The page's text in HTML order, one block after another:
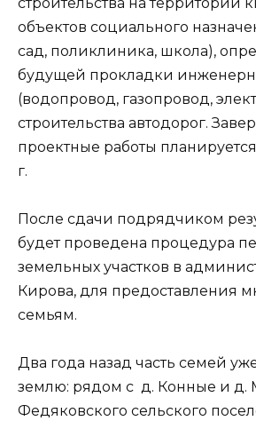
объектов социального
сад, поликлиника, школа),
будущей прокладки
(водопровод, газопровод,
строительства автодорог.
проектные работы
г.
После сдачи подрядчиком
будет проведена процедура
земельных участков в
Кирова, для предоставления
семьям.
Два года назад часть семей
землю: рядом с д. Конные и д.
Федяковского сельского